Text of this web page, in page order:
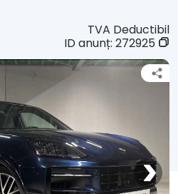
TVA Deductibil
ID anunț: 272925